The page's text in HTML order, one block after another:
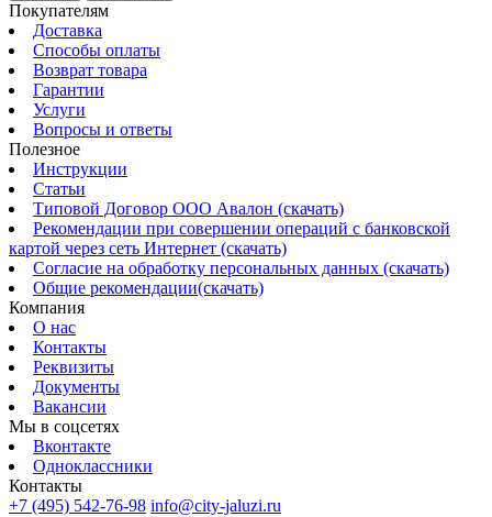
Покупателям
Доставка
Способы оплаты
Возврат товара
Гарантии
Услуги
Вопросы и ответы
Полезное
Инструкции
Статьи
Типовой Договор ООО Авалон (скачать)
Рекомендации при совершении операций с банковской
картой через сеть Интернет (скачать)
Согласие на обработку персональных данных (скачать)
Общие рекомендации(скачать)
Компания
О нас
Контакты
Реквизиты
Документы
Вакансии
Мы в соцсетях
Вконтакте
Одноклассники
Контакты
+7 (495) 542-76-98 info@city-jaluzi.ru